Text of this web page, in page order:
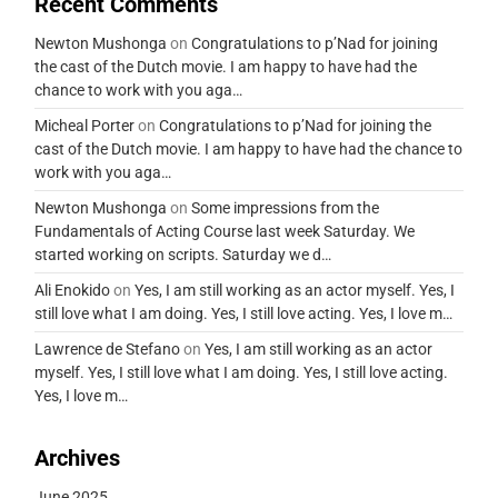
Newton Mushonga onCongratulations to p’Nad for joining
the cast of the Dutch movie. I am happy to have had the
chance to work with you aga…
Micheal PorteronCongratulations to p’Nad for joining the
cast of the Dutch movie. I am happy to have had the chance to
work with you aga…
Newton Mushonga onSome impressions from the
Fundamentals of Acting Course last week Saturday. We
started working on scripts. Saturday we d…
Ali EnokidoonYes, I am still working as an actor myself. Yes, I
still love what I am doing. Yes, I still love acting. Yes, I love m…
Lawrence de StefanoonYes, I am still working as an actor
myself. Yes, I still love what I am doing. Yes, I still love acting.
Yes, I love m…
Archives